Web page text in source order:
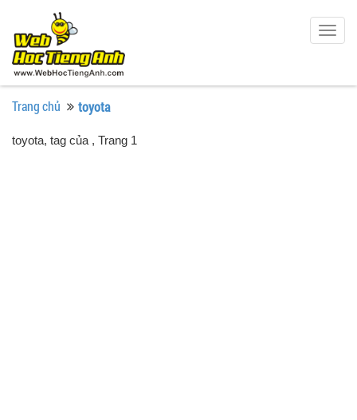
Trang chủ toyota
toyota, tag của , Trang 1